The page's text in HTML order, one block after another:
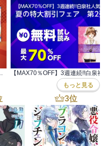
LaLa＆メロディ新刊フェア
もっと見る
3位